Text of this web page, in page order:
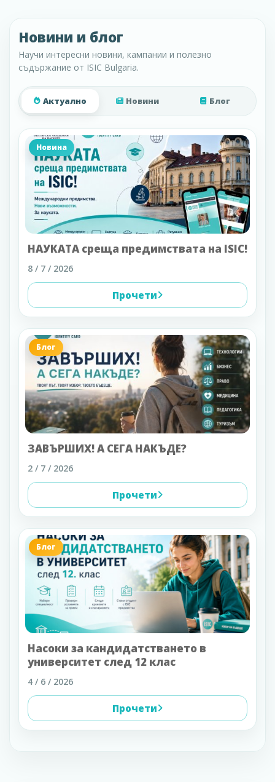
Новини и блог
Научи интересни новини, кампании и полезно
съдържание от ISIC Bulgaria.
Актуално Новини Блог
Новина
НАУКАТА среща предимствата на ISIC!
8 / 7 / 2026
Прочети
Блог
ЗАВЪРШИХ! А СЕГА НАКЪДЕ?
2 / 7 / 2026
Прочети
Блог
Насоки за кандидатстването в
университет след 12 клас
4 / 6 / 2026
Прочети